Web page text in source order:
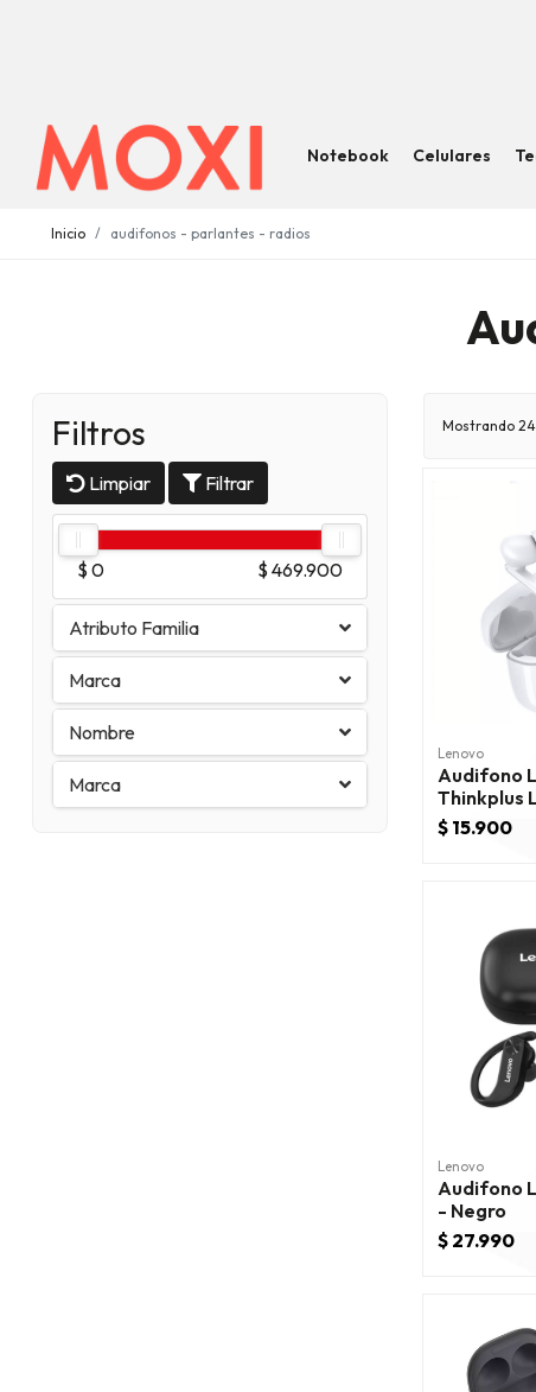
Notebook Celulares
Inicio audifonos - parlantes - radios
Filtros
Limpiar Filtrar
$ 0 $ 469.900
Atributo Familia
Marca
Nombre
Marca
Mostrando
Lenovo
Audifono Lenovo BT
Thinkplus
Blanco
$ 15.900
Lenovo
Audifono
- Negro
$ 27.990